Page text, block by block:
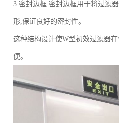
3.密封边框 密封边框用于将过滤
形,保证良好的密封性。
这种结构设计使W型初效过滤器
便。